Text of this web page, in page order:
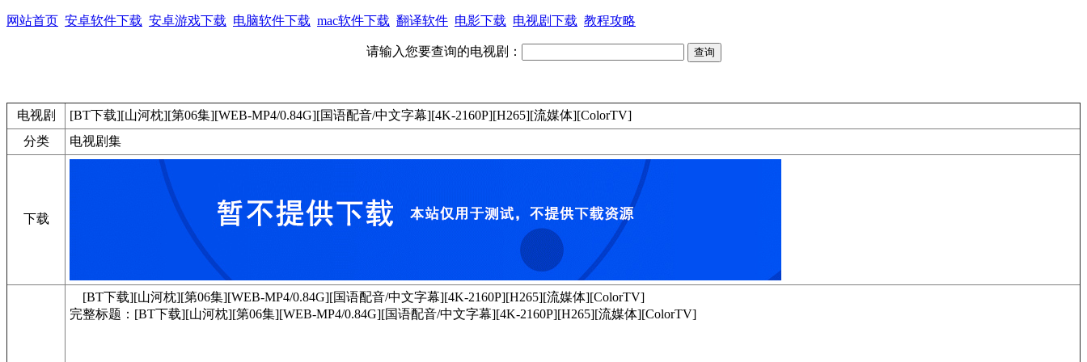
网站首页 安卓软件下载 安卓游戏下载 电脑软件下载 mac软件下载 翻译软件 电影下载 电视剧下载 教程攻略
请输入您要查询的电视剧：
电视剧
[BT下载][山河枕][第06集][WEB-MP4/0.84G][国语配音/中文字幕][4K-2160P][H265][流媒体][ColorTV]
分类
电视剧集
下载
[BT下载][山河枕][第06集][WEB-MP4/0.84G][国语配音/中文字幕][4K-2160P][H265][流媒体][ColorTV]
完整标题：[BT下载][山河枕][第06集][WEB-MP4/0.84G][国语配音/中文字幕][4K-2160P][H265][流媒体][ColorTV]